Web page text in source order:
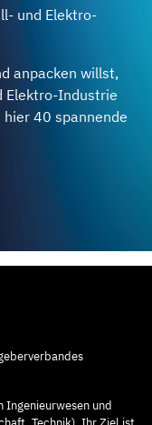
und Elektro-
anpacken willst,
Elektro-Industrie
hier 40 spannende
Ingenieurwesen und